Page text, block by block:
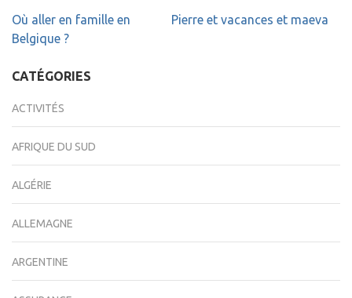
Navigation
de
Où aller en famille en
Belgique ?
Pierre et vacances et maeva
CATÉGORIES
ACTIVITÉS
AFRIQUE DU SUD
ALGÉRIE
ALLEMAGNE
ARGENTINE